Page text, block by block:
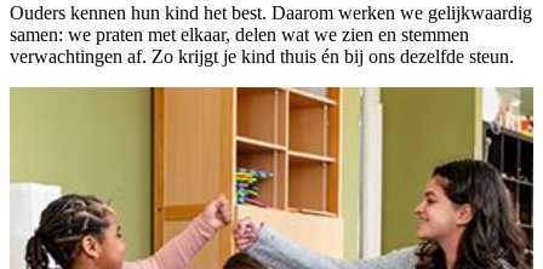
Ouders kennen hun kind het best. Daarom werken we gelijkwaardig
samen: we praten met elkaar, delen wat we zien en stemmen
verwachtingen af. Zo krijgt je kind thuis én bij ons dezelfde steun.